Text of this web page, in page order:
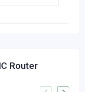
Router